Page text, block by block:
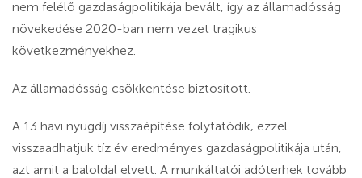
nem felélő gazdaságpolitikája bevált, így az államadósság
növekedése 2020-ban nem vezet tragikus
következményekhez.
Az államadósság csökkentése biztosított.
A 13 havi nyugdíj visszaépítése folytatódik, ezzel
visszaadhatjuk tíz év eredményes gazdaságpolitikája után,
azt amit a baloldal elvett. A munkáltatói adóterhek tovább